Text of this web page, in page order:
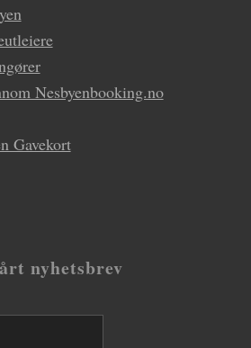
Nesbyenbooking.no
Gavekort
nyhetsbrev